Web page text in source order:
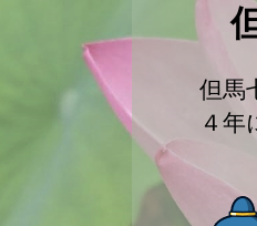
但馬
４年